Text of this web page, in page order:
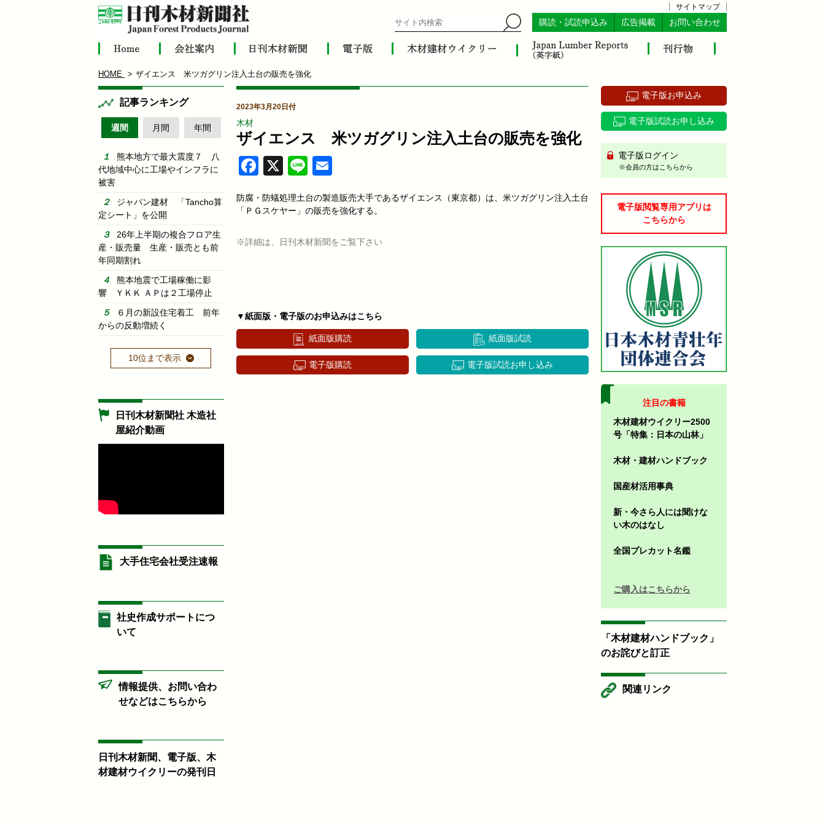
サイトマップ
購読・試読申込み 広告掲載 お問い合わせ
HOME ザイエンス 米ツガグリン注入土台の販売を強化
2023年3月20日付
木材
ザイエンス 米ツガグリン注入土台の販売を強化
Facebook
X Line
防腐・防蟻処理土台の製造販売大手であるザイエンス（東京都）は、米ツガグリン注入土台
「ＰＧスケヤー」の販売を強化する。
※詳細は、日刊木材新聞をご覧下さい
▼紙面版・電子版のお申込みはこちら
紙面版購読 紙面版試読
電子版購読 電子版試読お申し込み
記事ランキング
週間 月間 年間
熊本地方で最大震度７ 八
代地域中心に工場やインフラに
被害
ジャパン建材 「Tancho算
定シート」を公開
26年上半期の複合フロア生
産・販売量 生産・販売とも前
年同期割れ
熊本地震で工場稼働に影
響 ＹＫＫ ＡＰは２工場停止
６月の新設住宅着工 前年
からの反動増続く
10位まで表示
日刊木材新聞社 木造社
屋紹介動画
大手住宅会社受注速報
社史作成サポートにつ
いて
情報提供、お問い合わ
せなどはこちらから
日刊木材新聞、電子版、木
材建材ウイクリーの発刊日
電子版お申込み
電子版試読お申し込み
電子版ログイン
※会員の方はこちらから
電子版閲覧専用アプリは
こちらから
注目の書籍
木材建材ウイクリー2500
号「特集：日本の山林」
木材・建材ハンドブック
国産材活用事典
新・今さら人には聞けな
い木のはなし
全国プレカット名鑑
ご購入はこちらから
「木材建材ハンドブック」
のお詫びと訂正
関連リンク